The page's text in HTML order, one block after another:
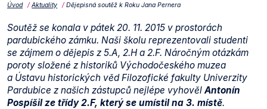
Úvod Aktuality Dějepisná soutěž k Roku Jana Pernera
Soutěž se konala v pátek 20. 11. 2015 v prostorách
pardubického zámku. Naši školu reprezentovali studenti
se zájmem o dějepis z 5.A, 2.H a 2.F. Náročným otázkám
poroty složené z historiků Východočeského muzea
a Ústavu historických věd Filozofické fakulty Univerzity
Pardubice z našich zástupců nejlépe vyhověl Antonín
Pospíšil ze třídy 2.F, který se umístil na 3. místě.